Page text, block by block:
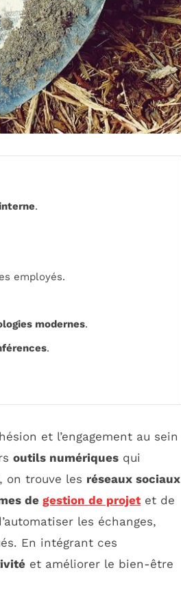
.
employés.
modernes.
.
et l’engagement au sein
outils numériques qui
on trouve les réseaux sociaux
de gestion de projetet de
les échanges,
En intégrant ces
et améliorer le bien-être